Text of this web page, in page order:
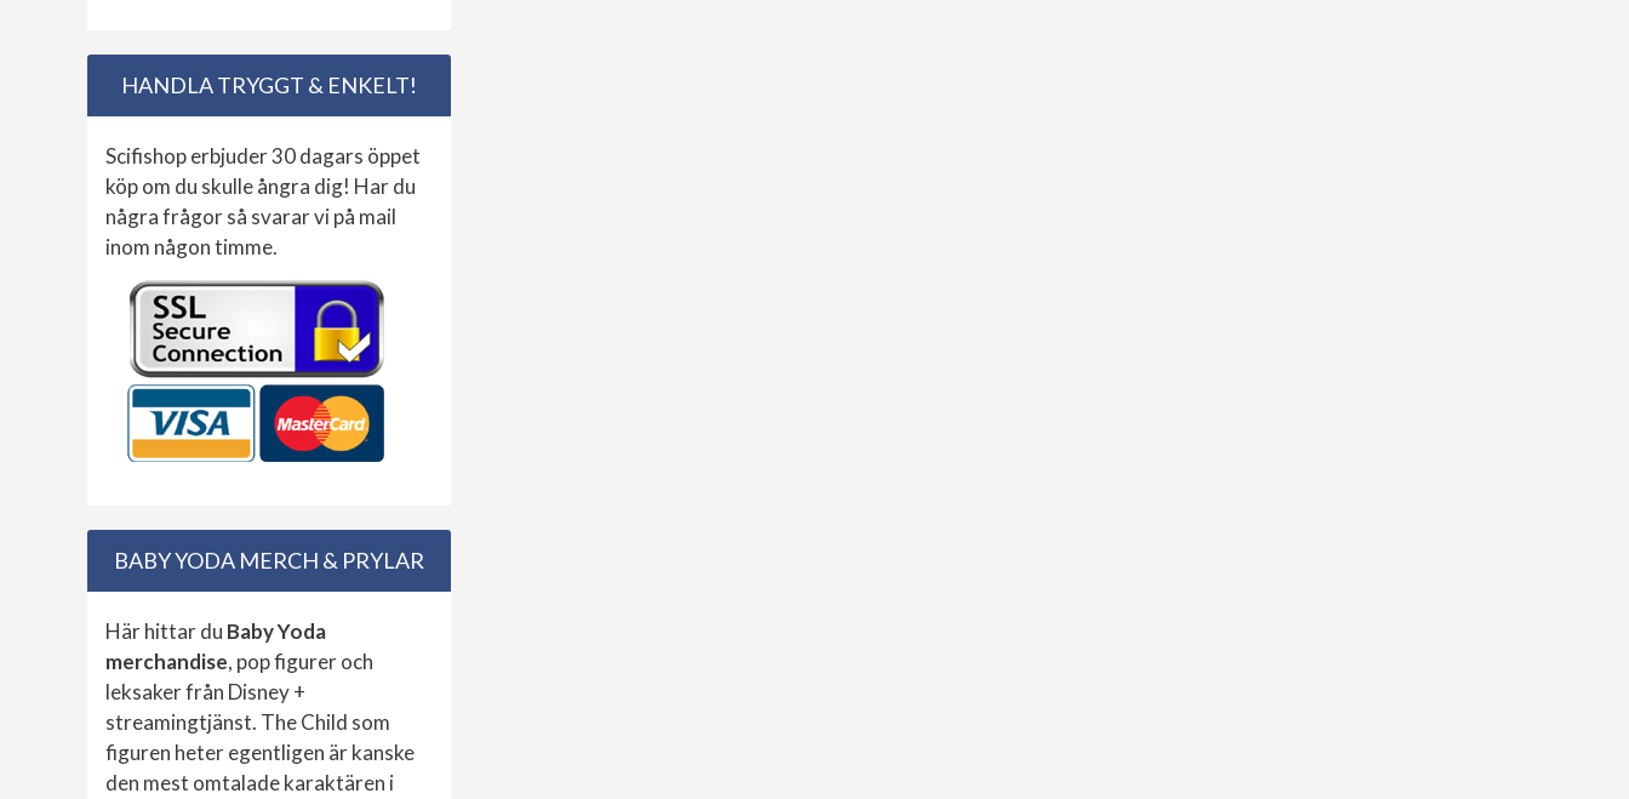
HANDLA TRYGGT & ENKELT!
Scifishop erbjuder 30 dagars öppet
köp om du skulle ångra dig! Har du
några frågor så svarar vi på mail
inom någon timme.
BABY YODA MERCH & PRYLAR
Här hittar du Baby Yoda
merchandise, pop figurer och
leksaker från Disney +
streamingtjänst. The Child som
figuren heter egentligen är kanske
den mest omtalade karaktären i